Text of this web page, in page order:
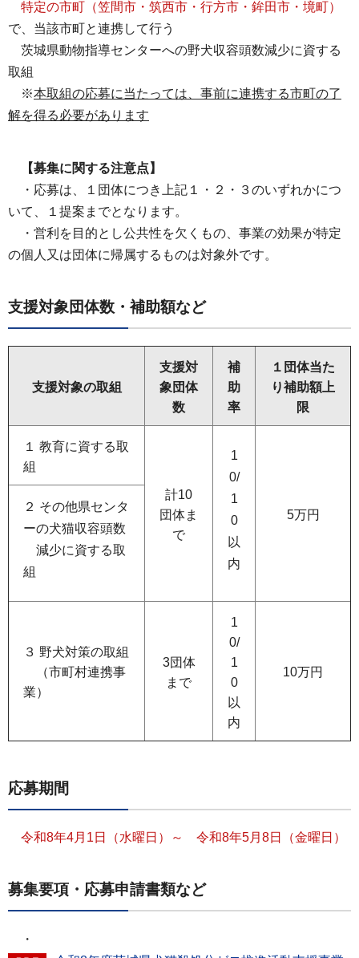
特定の市町（笠間市・筑西市・行方市・鉾田市・境町）
で、当該市町と連携して行う
茨城県動物指導センターへの野犬収容頭数減少に資する
取組
※本取組の応募に当たっては、事前に連携する市町の了
解を得る必要があります
【募集に関する注意点】
・応募は、１団体につき上記１・２・３のいずれかにつ
いて、１提案までとなります。
・営利を目的とし公共性を欠くもの、事業の効果が特定
の個人又は団体に帰属するものは対象外です。
支援対象団体数・補助額など
支援対象の取組
支援対
象団体
数
補
助
率
１団体当た
り補助額上
限
１ 教育に資する取
組
計10
団体ま
で
1
0/
1
0
以
内
5万円
２ その他県センタ
ーの犬猫収容頭数
減少に資する取
組
３ 野犬対策の取組
（市町村連携事
業）
3団体
まで
1
0/
1
0
以
内
10万円
応募期間
令和8年4月1日（水曜日）～ 令和8年5月8日（金曜日）
募集要項・応募申請書類など
・